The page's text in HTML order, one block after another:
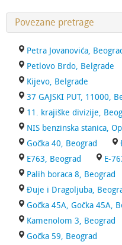
Povezane pretrage
Petra Jovanovića,
Petlovo Brdo, Belgrade
Kijevo, Belgrade
37 GAJSKI PUT, 11000,
11. krajiške divizije,
NIS benzinska stanica,
Gočka 40, Beograd
E763, Beograd
E-
Palih boraca 8, Beograd
Đuje i Dragoljuba,
Gočka 45A, Gočka 45A,
Kamenolom 3, Beograd
Gočka 59, Beograd